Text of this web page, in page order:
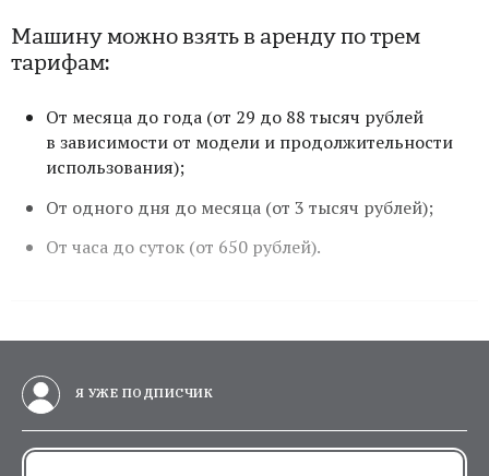
Машину можно взять в аренду по трем
тарифам:
От месяца до года (от 29 до 88 тысяч рублей
в зависимости от модели и продолжительности
использования);
От одного дня до месяца (от 3 тысяч рублей);
От часа до суток (от 650 рублей).
Я УЖЕ ПОДПИСЧИК